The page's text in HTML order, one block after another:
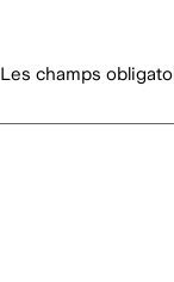
Les champs